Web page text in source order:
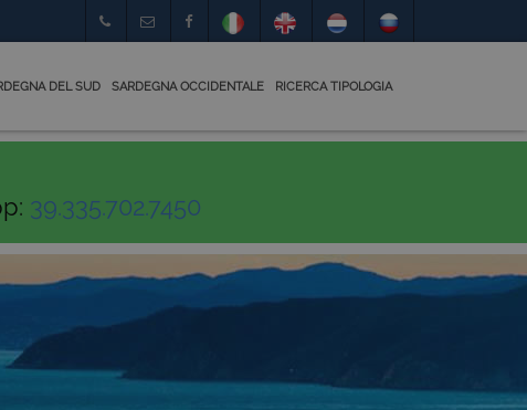
DEL SUD SARDEGNA OCCIDENTALE RICERCA TIPOLOGIA
39.335.702.7450